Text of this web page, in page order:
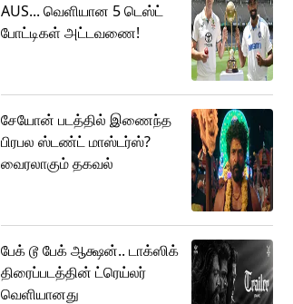
AUS... வெளியான 5 டெஸ்ட்
போட்டிகள் அட்டவணை!
சேயோன் படத்தில் இணைந்த
பிரபல ஸ்டண்ட் மாஸ்டர்ஸ்?
வைரலாகும் தகவல்
பேக் டூ பேக் ஆக்ஷன்.. டாக்ஸிக்
திரைப்படத்தின் ட்ரெய்லர்
வெளியானது